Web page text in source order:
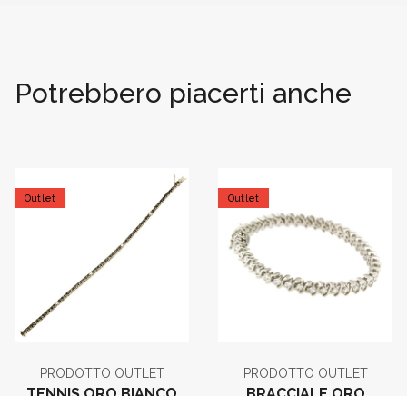
Potrebbero piacerti anche
Outlet
PRODOTTO OUTLET
Outlet
PRODOTTO OUTLET